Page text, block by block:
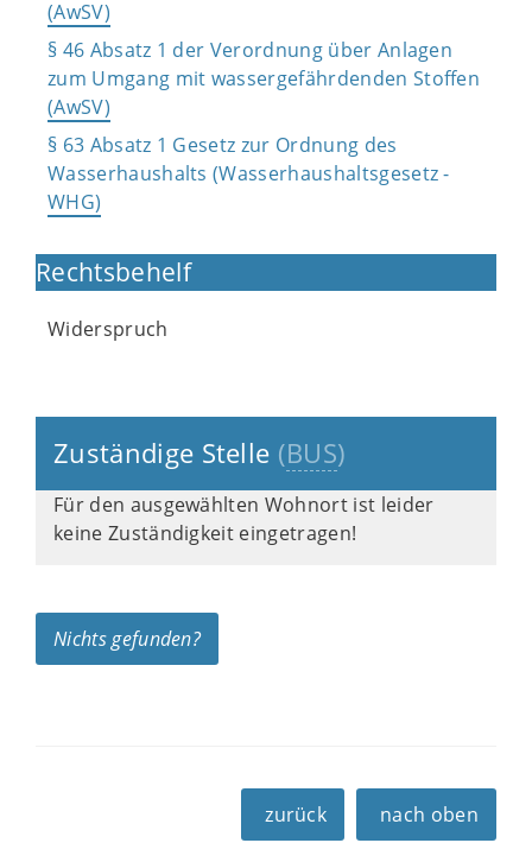
(AwSV)
§ 46 Absatz 1 der Verordnung über Anlagen
zum Umgang mit wassergefährdenden Stoffen
(AwSV)
§ 63 Absatz 1 Gesetz zur Ordnung des
Wasserhaushalts (Wasserhaushaltsgesetz -
WHG)
Rechtsbehelf
Widerspruch
Zuständige Stelle (BUS)
Für den ausgewählten Wohnort ist leider
keine Zuständigkeit eingetragen!
Nichts gefunden?
zurück nach oben